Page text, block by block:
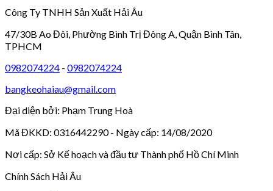
Công Ty TNHH Sản Xuất Hải Âu
47/30B Ao Đôi, Phường Bình Trị Đông A, Quận Bình Tân,
TPHCM
0982074224 - 0982074224
bangkeohaiau@gmail.com
Đại diện bởi: Phạm Trung Hoà
Mã ĐKKD: 0316442290 - Ngày cấp: 14/08/2020
Nơi cấp: Sở Kế hoạch và đầu tư Thành phố Hồ Chí Minh
Chính Sách Hải Âu